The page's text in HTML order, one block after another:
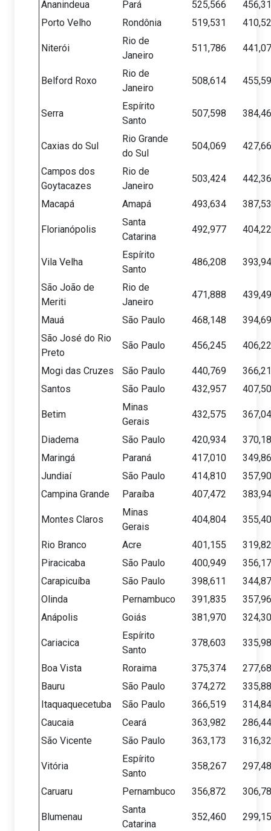
Ananindeua Pará 525,566
Porto Velho
Rondônia 519,531
Niterói
Rio de
Janeiro
511,786
Belford Roxo
Rio de
Janeiro
508,614
Serra
Espírito
Santo
507,598
Caxias do Sul
Rio Grande
do Sul
504,069
Campos dos
Goytacazes
Rio de
Janeiro
503,424
Macapá Amapá 493,634
Florianópolis
Santa
Catarina
492,977
Vila Velha
Espírito
Santo
486,208
São João de
Meriti
Rio de
Janeiro
471,888
Mauá São Paulo 468,148
São José do Rio
Preto
São Paulo 456,245
Mogi das Cruzes São Paulo 440,769
Santos
São Paulo 432,957
Betim
Minas
Gerais
432,575
Diadema São Paulo 420,934
Maringá
Paraná 417,010
Jundiaí
São Paulo 414,810
Campina Grande
Paraíba 407,472
Montes Claros
Minas
Gerais
404,804
Rio Branco Acre 401,155
Piracicaba
São Paulo 400,949
Carapicuíba
São Paulo 398,611
Olinda
Pernambuco 391,835
Anápolis
Goiás 381,970
Cariacica
Espírito
Santo
378,603
Boa Vista Roraima 375,374
Bauru
São Paulo 374,272
Itaquaquecetuba
São Paulo 366,519
Caucaia
Ceará 363,982
São Vicente
São Paulo 363,173
Vitória
Espírito
Santo
358,267
Caruaru Pernambuco 356,872
Blumenau
Santa
Catarina
352,460